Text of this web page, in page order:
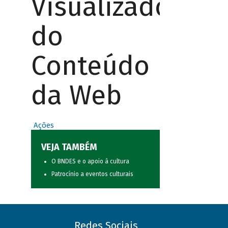
Visualizador
do
Conteúdo
da Web
Ações
VEJA TAMBÉM
O BNDES e o apoio à cultura
Patrocínio a eventos culturais
Redes Sociais